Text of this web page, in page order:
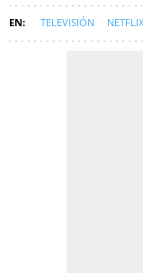
TELEVISIÓN NETFLIX